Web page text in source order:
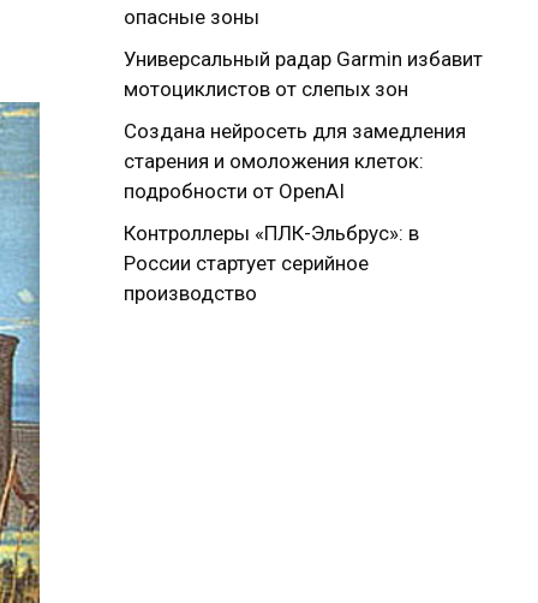
опасные зоны
Универсальный радар Garmin избавит
мотоциклистов от слепых зон
Создана нейросеть для замедления
старения и омоложения клеток:
подробности от OpenAI
Контроллеры «ПЛК-Эльбрус»: в
России стартует серийное
производство